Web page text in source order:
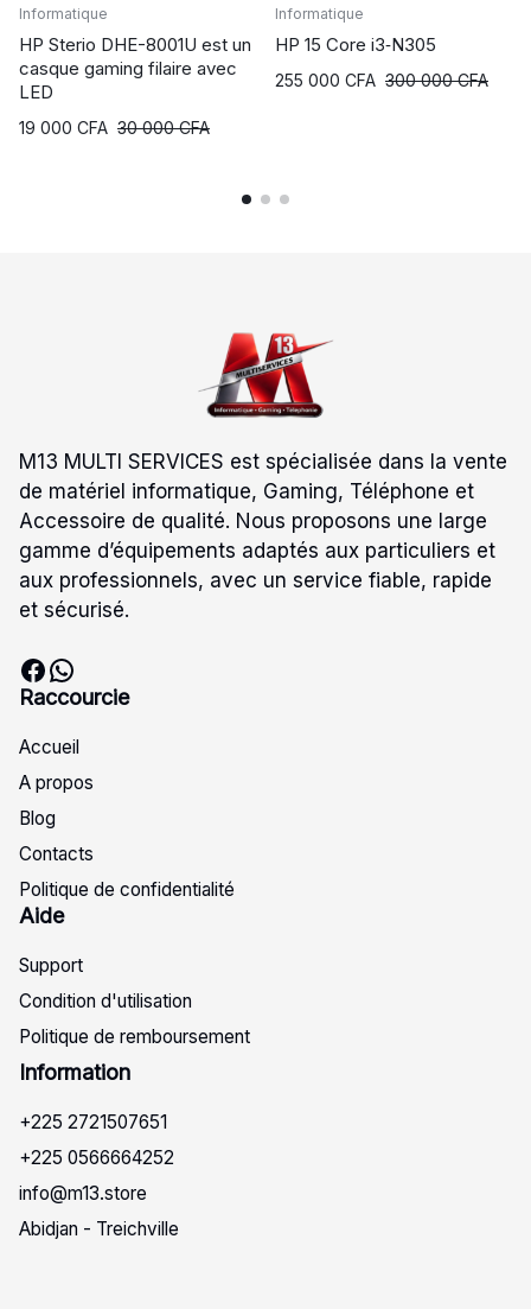
Informatique
HP Sterio DHE-8001U est un
casque gaming filaire avec
LED
19 000 CFA 30 000CFA
Informatique
HP 15 Core i3‑N305
255 000 CFA 300 000CFA
M13 MULTI SERVICES est spécialisée dans la vente
de matériel informatique, Gaming, Téléphone et
Accessoire de qualité. Nous proposons une large
gamme d’équipements adaptés aux particuliers et
aux professionnels, avec un service fiable, rapide
et sécurisé.
Facebook WhatsApp
Raccourcie
Accueil
A propos
Blog
Contacts
Politique de confidentialité
Aide
Support
Condition d'utilisation
Politique de remboursement
Information
+225 2721507651
+225 0566664252
info@m13.store
Abidjan - Treichville